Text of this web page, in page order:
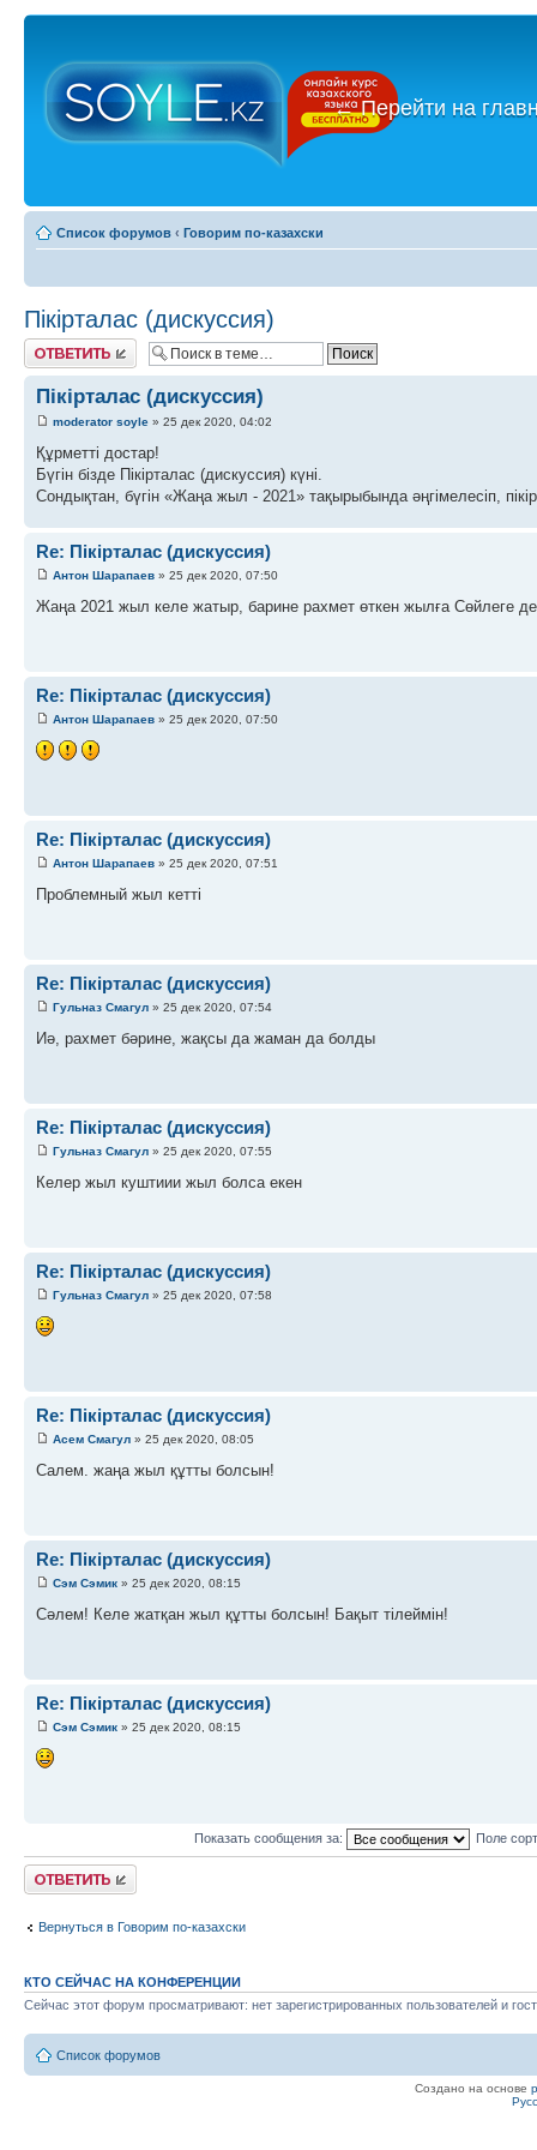
←Перейти на
Список форумов ‹ Говорим по-казахски
Пікірталас (дискуссия)
Ответить
Пікірталас (дискуссия)
moderator soyle » 25 дек 2020, 04:02
Құрметті достар!
Бүгін бізде Пікірталас (дискуссия) күні.
Сондықтан, бүгін «Жаңа жыл - 2021» тақырыбында әңгімелесіп,
Re: Пікірталас (дискуссия)
Антон Шарапаев » 25 дек 2020, 07:50
Жаңа 2021 жыл келе жатыр, барине рахмет өткен жылға Сөйлеге де
Re: Пікірталас (дискуссия)
Антон Шарапаев » 25 дек 2020, 07:50
Re: Пікірталас (дискуссия)
Антон Шарапаев » 25 дек 2020, 07:51
Проблемный жыл кетті
Re: Пікірталас (дискуссия)
Гульназ Смагул » 25 дек 2020, 07:54
Иә, рахмет бәрине, жақсы да жаман да болды
Re: Пікірталас (дискуссия)
Гульназ Смагул » 25 дек 2020, 07:55
Келер жыл куштиии жыл болса екен
Re: Пікірталас (дискуссия)
Гульназ Смагул » 25 дек 2020, 07:58
Re: Пікірталас (дискуссия)
Асем Смагул » 25 дек 2020, 08:05
Салем. жаңа жыл құтты болсын!
Re: Пікірталас (дискуссия)
Сэм Сэмик » 25 дек 2020, 08:15
Сәлем! Келе жатқан жыл құтты болсын! Бақыт тілеймін!
Re: Пікірталас (дискуссия)
Сэм Сэмик » 25 дек 2020, 08:15
Показать сообщения за: Поле
Ответить
Вернуться в Говорим по-казахски
КТО СЕЙЧАС НА КОНФЕРЕНЦИИ
Сейчас этот форум просматривают: нет зарегистрированных пользователей и
Список форумов
Создано на основе